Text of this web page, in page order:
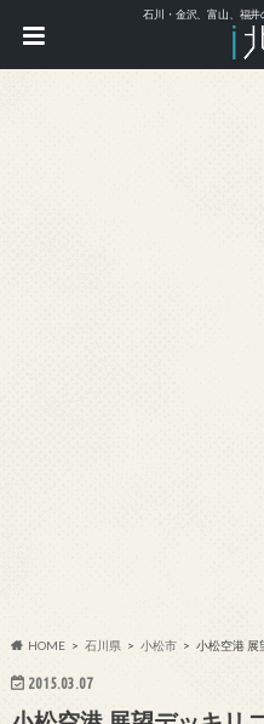
石川・金沢、富山、福
HOME 石川県 小松市 小松空港 展
2015.03.07